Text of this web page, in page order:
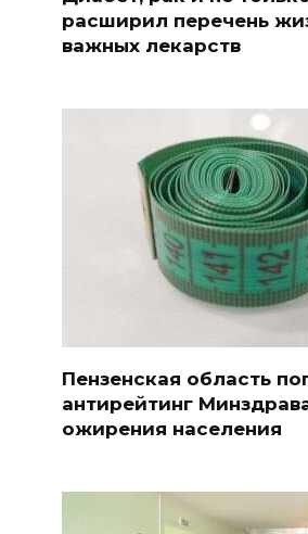
расширил перечень
важных лекарств
Пензенская область
антирейтинг
ожирения населения